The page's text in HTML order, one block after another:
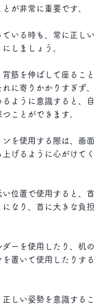
が非常に重要です。
いる時も、常に正しい
しましょう。
筋を伸ばして座ること
に寄りかかりすぎず、
ように意識すると、自
ことができます。
ンを使用する際は、画面
げるように心がけてく
い位置で使用すると、首
になり、首に大きな負担
ーを使用したり、机の
を置いて使用したりする
しい姿勢を意識するこ